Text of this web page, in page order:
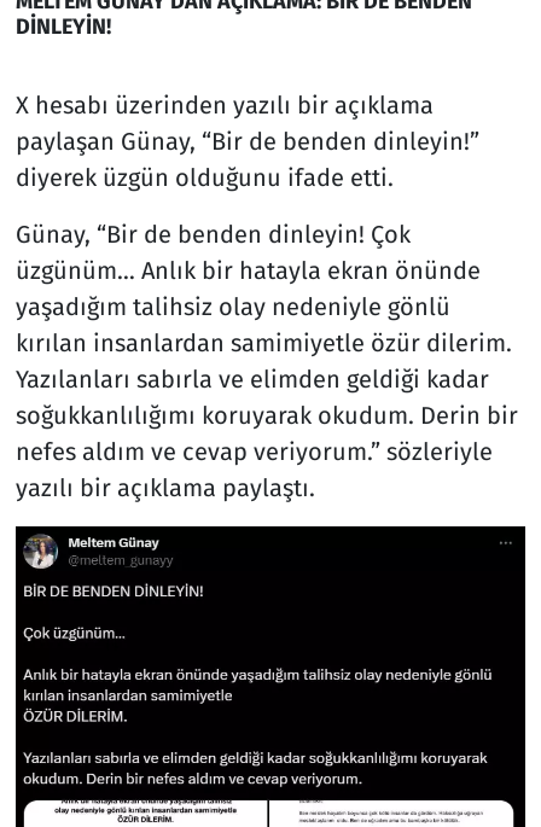
DİNLEYİN!
X hesabı üzerinden yazılı bir açıklama
paylaşan Günay, “Bir de benden dinleyin!”
diyerek üzgün olduğunu ifade etti.
Günay, “Bir de benden dinleyin! Çok
üzgünüm… Anlık bir hatayla ekran önünde
yaşadığım talihsiz olay nedeniyle gönlü
kırılan insanlardan samimiyetle özür dilerim.
Yazılanları sabırla ve elimden geldiği kadar
soğukkanlılığımı koruyarak okudum. Derin bir
nefes aldım ve cevap veriyorum.” sözleriyle
yazılı bir açıklama paylaştı.